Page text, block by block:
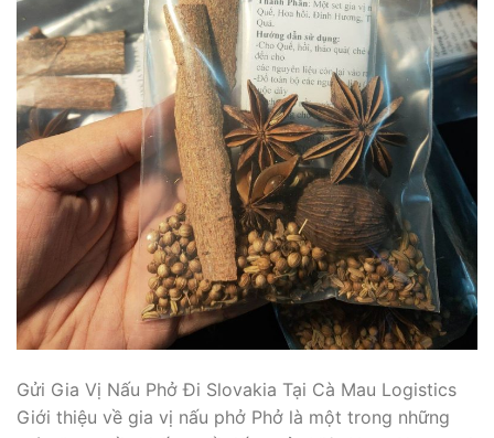
Gửi Gia Vị Nấu Phở Đi Slovakia Tại Cà Mau Logistics
Giới thiệu về gia vị nấu phở Phở là một trong những